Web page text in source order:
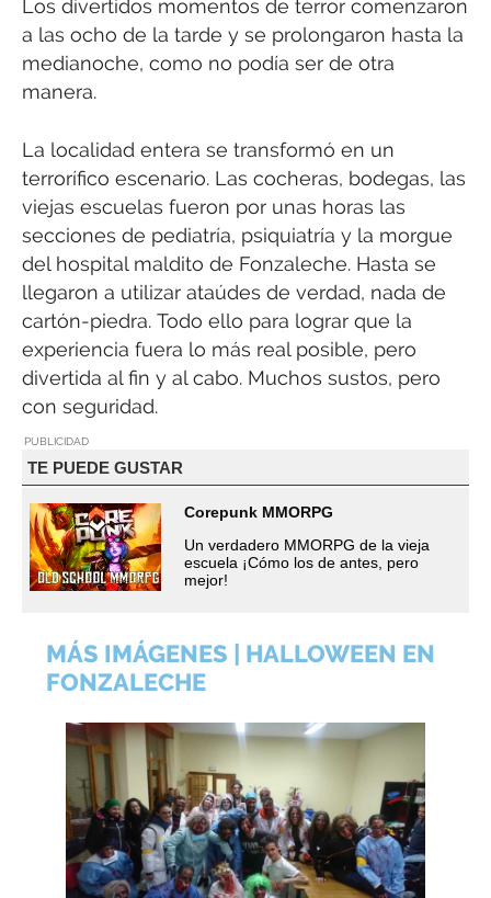
Los divertidos momentos de terror comenzaron
a las ocho de la tarde y se prolongaron hasta la
medianoche, como no podía ser de otra
manera.
La localidad entera se transformó en un
terrorífico escenario. Las cocheras, bodegas, las
viejas escuelas fueron por unas horas las
secciones de pediatría, psiquiatría y la morgue
del hospital maldito de Fonzaleche. Hasta se
llegaron a utilizar ataúdes de verdad, nada de
cartón-piedra. Todo ello para lograr que la
experiencia fuera lo más real posible, pero
divertida al fin y al cabo. Muchos sustos, pero
con seguridad.
PUBLICIDAD
TE PUEDE GUSTAR
Corepunk MMORPG
Un verdadero MMORPG de la vieja
escuela ¡Cómo los de antes, pero
mejor!
MÁS IMÁGENES | HALLOWEEN EN
FONZALECHE